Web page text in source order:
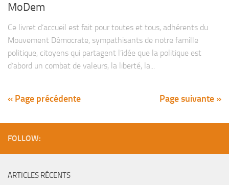
MoDem
Ce livret d’accueil est fait pour toutes et tous, adhérents du
Mouvement Démocrate, sympathisants de notre famille
politique, citoyens qui partagent l’idée que la politique est
d’abord un combat de valeurs, la liberté, la...
« Page précédente Page suivante »
FOLLOW:
ARTICLES RÉCENTS